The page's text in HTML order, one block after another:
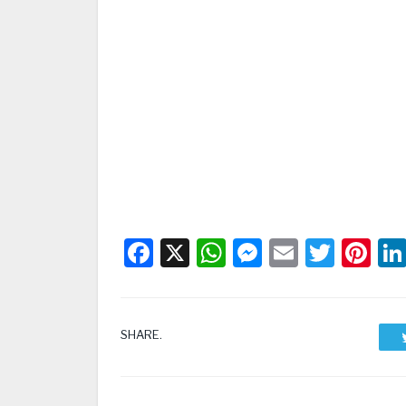
Facebook
X WhatsApp
Messenger
Email
SHARE.